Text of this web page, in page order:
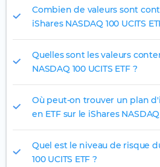
Combien de valeurs sont
iShares NASDAQ 100 UCITS
Quelles sont les valeurs
NASDAQ 100 UCITS ETF ?
Où peut-on trouver un plan
en ETF sur le iShares NASDAQ
Quel est le niveau de risque
100 UCITS ETF ?